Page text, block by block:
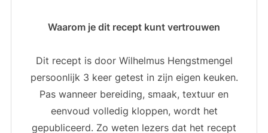
Waarom je dit recept kunt vertrouwen
Dit recept is door Wilhelmus Hengstmengel
persoonlijk 3 keer getest in zijn eigen keuken.
Pas wanneer bereiding, smaak, textuur en
eenvoud volledig kloppen, wordt het
gepubliceerd. Zo weten lezers dat het recept